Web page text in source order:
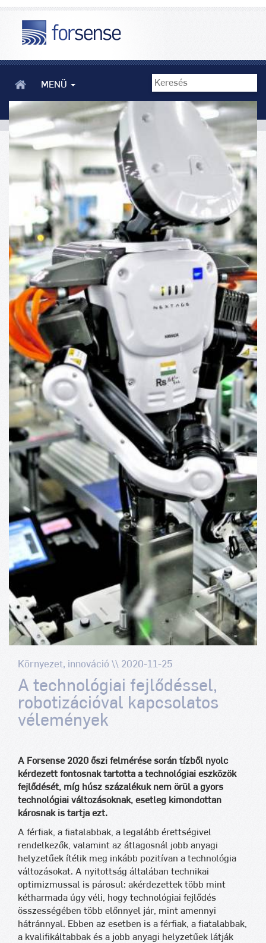
MENÜ
A technológiai fejlődéssel, robotizációval kapcsolatos
vélemények - Forsense
Környezet, innováció \\ 2020-11-25
A technológiai fejlődéssel,
robotizációval kapcsolatos
vélemények
A Forsense 2020 őszi felmérése során tízből nyolc
kérdezett fontosnak tartotta a technológiai eszközök
fejlődését, míg húsz százalékuk nem örül a gyors
technológiai változásoknak, esetleg kimondottan
károsnak is tartja ezt.
A férfiak, a fiatalabbak, a legalább érettségivel
rendelkezők, valamint az átlagosnál jobb anyagi
helyzetűek ítélik meg inkább pozitívan a technológia
változásokat. A nyitottság általában technikai
optimizmussal is párosul: akérdezettek több mint
kétharmada úgy véli, hogy technológiai fejlődés
összességében több előnnyel jár, mint amennyi
hátránnyal. Ebben az esetben is a férfiak, a fiatalabbak,
a kvalifikáltabbak és a jobb anyagi helyzetűek látják